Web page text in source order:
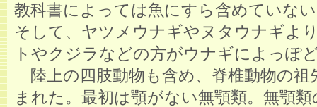
教科書によっては魚にすら含めていな
そして、ヤツメウナギやヌタウナギよ
トやクジラなどの方がウナギによっぽ
陸上の四肢動物も含め、脊椎動物の祖
まれた。最初は顎がない無顎類。無顎